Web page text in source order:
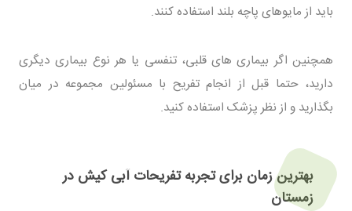
باید از مایوهای پاچه بلند استفاده کنند.
همچنین اگر بیماری های قلبی، تنفسی یا هر نوع بیماری دیگری
دارید، حتما قبل از انجام تفریح با مسئولین مجموعه در میان
بگذارید و از نظر پزشک استفاده کنید.
بهترین زمان برای تجربه تفریحات آبی کیش در
زمستان